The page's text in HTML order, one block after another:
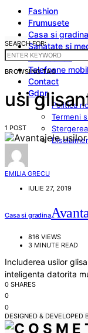
Fashion
Frumusete
Casa si gradina
Sanatate si
Cum sa fac
Telefoane
Contact
Gdpr
Politica
Termeni
Disclaimer
SEARCH FOR:
BROWSING TAG
usi
1 POST
EMILIA GRECU
IULIE 27, 2019
Casa si gradina
816 VIEWS
3 MINUTE READ
Includerea usilor
inteligenta datorita
0 SHARES
0
0
DESIGNED & DEVELOPED